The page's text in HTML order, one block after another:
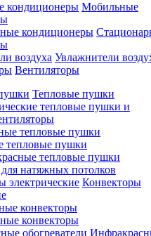
Мобильные
Увлажнители
Вентиляторы
Тепловые пушки
тепловые пушки и
тепловые пушки
тепловые пушки
тепловые пушки
натяжных потолков
Конвекторы
конвекторы
конвекторы